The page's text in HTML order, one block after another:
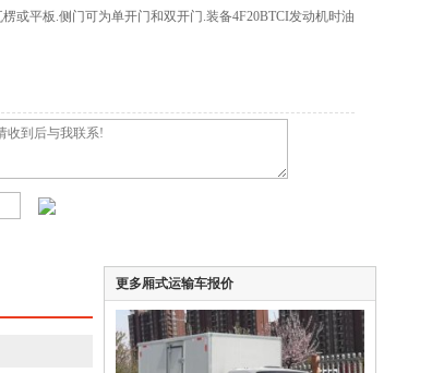
或平板.侧门可为单开门和双开门.装备4F20BTCI发动机时油
更多厢式运输车报价